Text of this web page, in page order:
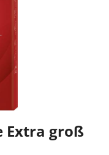
Extra groß